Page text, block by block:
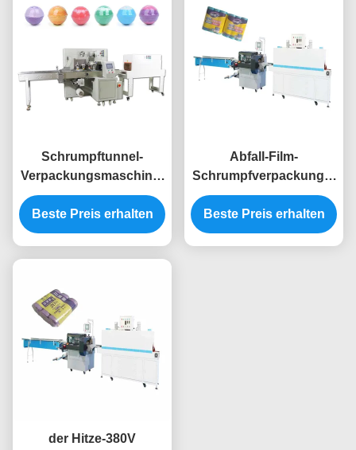
Schrumpftunnel-
Verpackungsmaschine-
Flaschen-Verpackung
der Hitze-
Schrumpfverpackungs-
Beste Preis erhalten
Abfall-Film-
Schrumpfverpackungs-
Maschine 5.5KW
Schrumpfverpackungs-
Maschine
Beste Preis erhalten
der Hitze-380V